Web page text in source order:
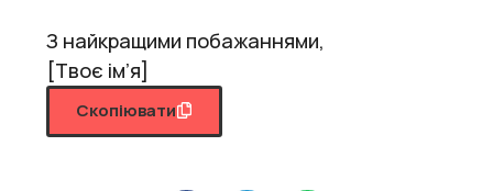
З найкращими побажаннями,
[Твоє ім’я]
Скопіювати